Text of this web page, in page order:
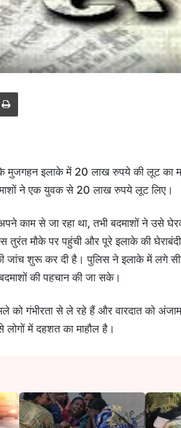
Email Print
के मुजगहन इलाके में 20 लाख रुपये की लूट का
ने एक युवक से 20 लाख रुपये लूट लिए।
काम से जा रहा था, तभी बदमाशों ने उसे
तुरंत मौके पर पहुंची और पूरे इलाके की
जांच शुरू कर दी है। पुलिस ने इलाके में लगे
की पहचान की जा सके।
को गंभीरता से ले रहे हैं और वारदात को
में दहशत का माहौल है।